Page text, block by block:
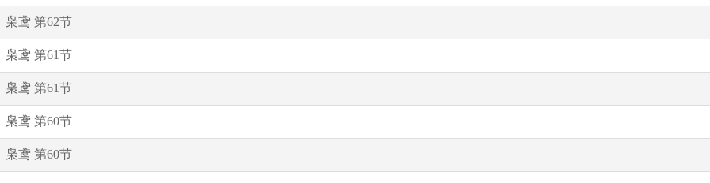
枭鸢 第62节
枭鸢 第61节
枭鸢 第61节
枭鸢 第60节
枭鸢 第60节